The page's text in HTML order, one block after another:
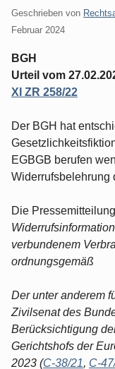
Geschrieben von
Februar 2024
BGH
Urteil vom
XI ZR 258/22
Der BGH hat
EGBGB berufen
Widerrufsbelehrung
Die
verbundenem
ordnungsgemäß
Der unter anderem
Zivilsenat des
Berücksichtigung
Gerichtshofs der
2023 (C-38/21, C-